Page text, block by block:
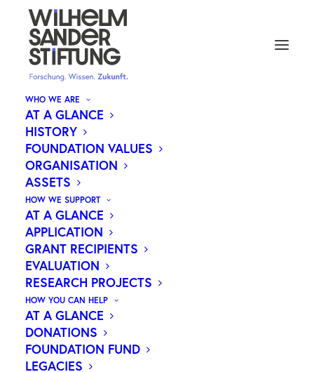
WHO WE ARE
AT A GLANCE
HISTORY
FOUNDATION VALUES
ORGANISATION
ASSETS
HOW WE SUPPORT
AT A GLANCE
APPLICATION
GRANT RECIPIENTS
EVALUATION
RESEARCH PROJECTS
HOW YOU CAN HELP
AT A GLANCE
DONATIONS
FOUNDATION FUND
LEGACIES